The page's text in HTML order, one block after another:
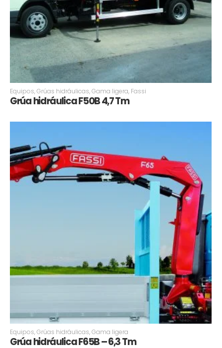
Equipos,Grúas hidráulicas,Gama ligera, Fassi
Grúa hidráulica F50B 4,7 Tm
Equipos,Grúas hidráulicas,Gama ligera
Grúa hidráulica F65B – 6,3 Tm